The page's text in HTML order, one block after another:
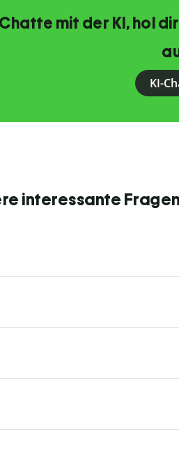
Chatte mit der KI, hol
KI-
interessante